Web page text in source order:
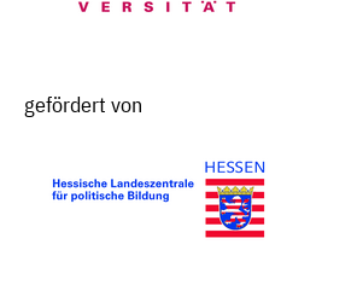
gefördert von